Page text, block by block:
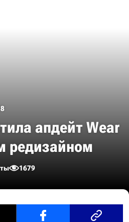
апдейт Wear
редизайном
1679